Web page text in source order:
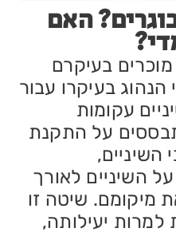
האם
מוכרים בעיקרם
בעיקרו עבור
עקומות
על התקנת
השיניים לאורך
מיקומם. שיטה זו
למרות יעילותה,